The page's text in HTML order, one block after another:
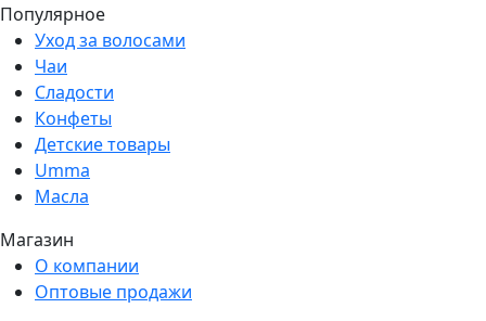
Популярное
Уход за волосами
Чаи
Сладости
Конфеты
Детские товары
Umma
Масла
Магазин
О компании
Оптовые продажи